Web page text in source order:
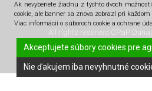
All rights reserved CPaP
Ak nevyberiete žiadnu z týchto dvoch
cookie, ale banner sa znova zobrazí pri
Viac informácií o súboroch cookie a ochrane
Akceptujete súbory cookies pre
Nie ďakujem iba nevyhnutné